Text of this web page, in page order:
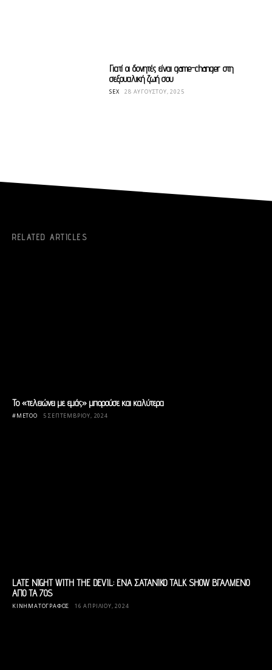
Γιατί οι δονητές είναι game-changer στη
σεξουαλική ζωή σου
SEX 28 ΑΥΓΟΎΣΤΟΥ, 2025
RELATED ARTICLES
Το «τελειώνει με εμάς» μπορούσε και καλύτερα
#METOO 5 ΣΕΠΤΕΜΒΡΊΟΥ, 2024
LATE NIGHT WITH THE DEVIL: ΕΝΑ ΣΑΤΑΝΙΚΟ TALK SHOW ΒΓΑΛΜΕΝΟ
ΑΠΟ ΤΑ 70S
ΚΙΝΗΜΑΤΟΓΡΆΦΟΣ 16 ΑΠΡΙΛΊΟΥ, 2024